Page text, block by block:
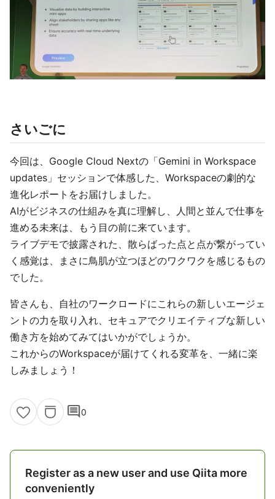
さいごに
今回は、Google Cloud Nextの「Gemini in Workspace
updates」セッションで体感した、Workspaceの劇的な
進化レポートをお届けしました。
AIがビジネスの仕組みを真に理解し、人間と並んで仕事を
進める未来は、もう目の前に来ています。
ライブデモで披露された、散らばった点と点が繋がってい
く感覚は、まさに鳥肌が立つほどのワクワクを感じるもの
でした。
皆さんも、自社のワークロードにこれらの新しいエージェ
ントの力を取り入れ、セキュアでクリエイティブな新しい
働き方を始めてみてはいかがでしょうか。
これからのWorkspaceが届けてくれる変革を、一緒に楽
しみましょう！
comment0
Register as a new user and use Qiita more
conveniently